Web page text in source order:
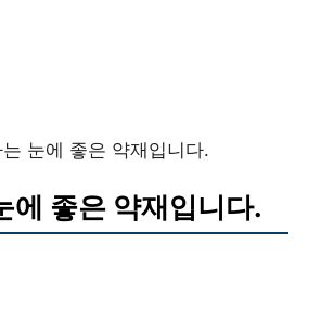
눈에 좋은 약재입니다.
에 좋은 약재입니다.